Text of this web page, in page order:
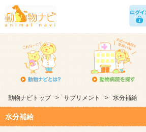
動物ナビトップ > サプリメント > 水分補給
水分補給